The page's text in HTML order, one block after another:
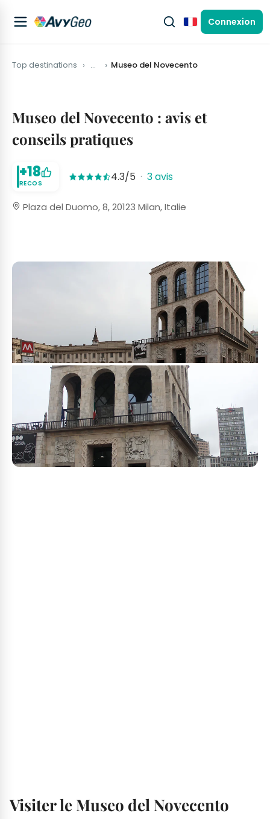
FrançaisConnexion
Top destinations … Museo del Novecento
Museo del Novecento : avis et
conseils pratiques
+18
RECOS 4.3/5 · 3 avis
Plaza del Duomo, 8, 20123 Milan, Italie
Visiter le Museo del Novecento